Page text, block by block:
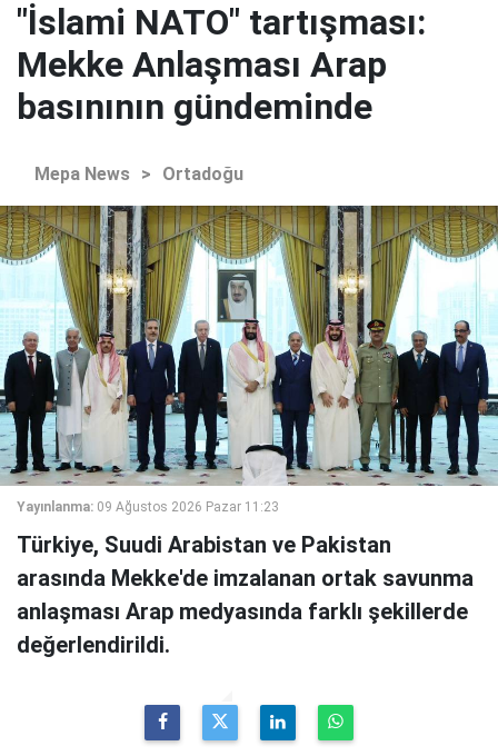
"İslami NATO" tartışması:
Mekke Anlaşması Arap
basınının gündeminde
Mepa News > Ortadoğu
Yayınlanma: 09 Ağustos 2026 Pazar 11:23
Türkiye, Suudi Arabistan ve Pakistan
arasında Mekke'de imzalanan ortak savunma
anlaşması Arap medyasında farklı şekillerde
değerlendirildi.